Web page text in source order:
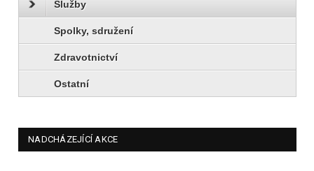
Služby
Spolky, sdružení
Zdravotnictví
Ostatní
NADCHÁZEJÍCÍ AKCE